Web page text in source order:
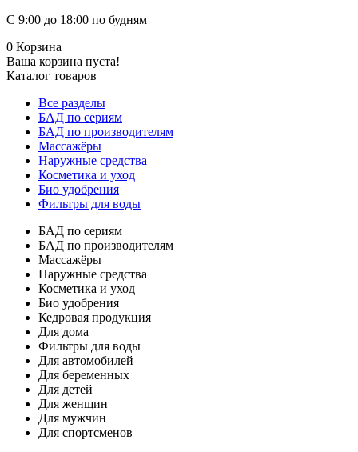
С 9:00 до 18:00 по будням
0 Корзина
Ваша корзина пуста!
Каталог товаров
Все разделы
БАД по сериям
БАД по производителям
Массажёры
Наружные средства
Косметика и уход
Био удобрения
Фильтры для воды
БАД по сериям
БАД по производителям
Массажёры
Наружные средства
Косметика и уход
Био удобрения
Кедровая продукция
Для дома
Фильтры для воды
Для автомобилей
Для беременных
Для детей
Для женщин
Для мужчин
Для спортсменов